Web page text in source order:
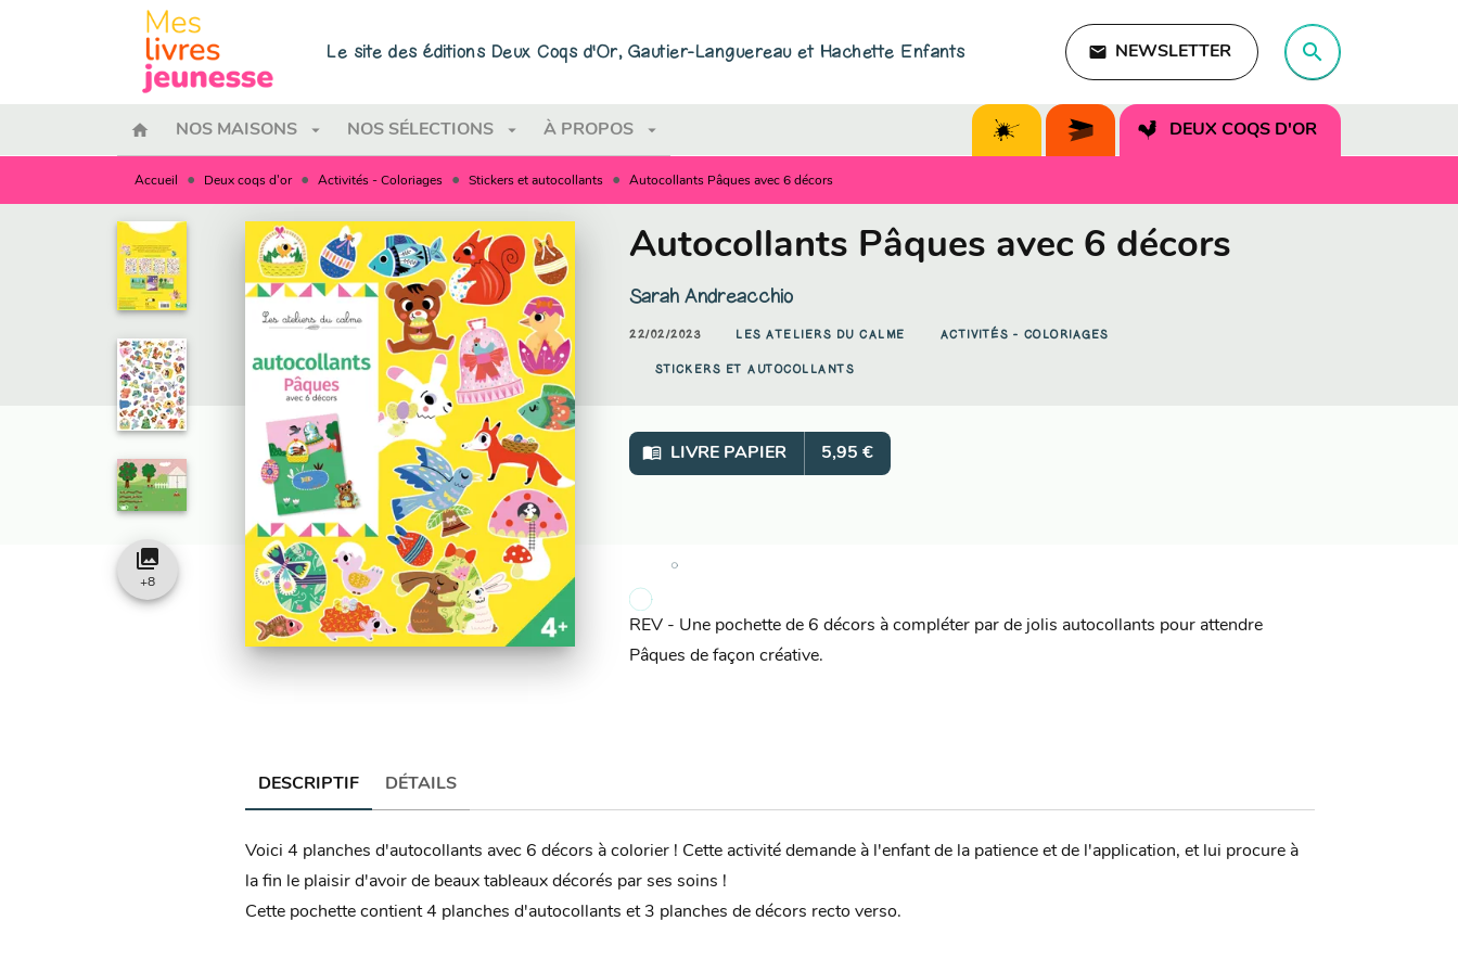
MENU
Le site des éditions Deux Coqs d'Or, Gautier-Languereau et Hachette Enfants email NEWSLETTER search
home NOS MAISONS arrow_drop_down NOS SÉLECTIONS arrow_drop_down À PROPOS arrow_drop_down DEUX COQS D'OR
search
Accueil • Deux coqs d'or • Activités - Coloriages • Stickers et autocollants • Autocollants Pâques avec 6 décors
Autocollants Pâques avec 6 décors
Sarah Andreacchio
22/02/2023 LES ATELIERS DU CALME ACTIVITÉS - COLORIAGES
STICKERS ET AUTOCOLLANTS
menu_book LIVRE PAPIER 5,95 €
REV - Une pochette de 6 décors à compléter par de jolis autocollants pour attendre
Pâques de façon créative.
collections
+8
DESCRIPTIF DÉTAILS
Voici 4 planches d'autocollants avec 6 décors à colorier ! Cette activité demande à l'enfant de la patience et de l'application, et lui procure à
la fin le plaisir d'avoir de beaux tableaux décorés par ses soins !
Cette pochette contient 4 planches d'autocollants et 3 planches de décors recto verso.